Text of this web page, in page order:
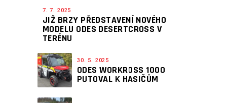
7. 7. 2025
JIŽ BRZY PŘEDSTAVENÍ NOVÉHO
MODELU ODES DESERTCROSS V
TERÉNU
30. 5. 2025
ODES WORKROSS 1000
PUTOVAL K HASIČŮM